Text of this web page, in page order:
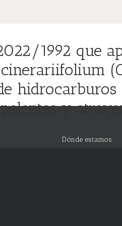
1992 que
hidrocarburos
y
Dónde estamos